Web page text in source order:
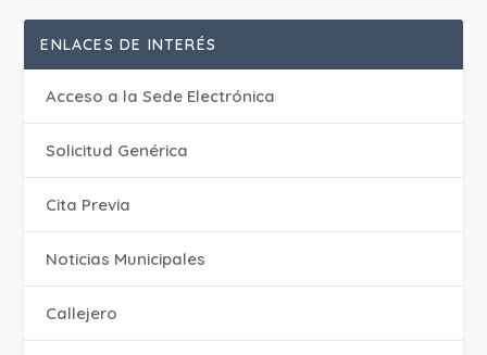
ENLACES DE INTERÉS
Acceso a la Sede Electrónica
Solicitud Genérica
Cita Previa
‎Noticias Municipales
Callejero